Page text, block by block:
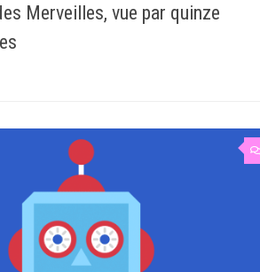
Merveilles, vue par quinze